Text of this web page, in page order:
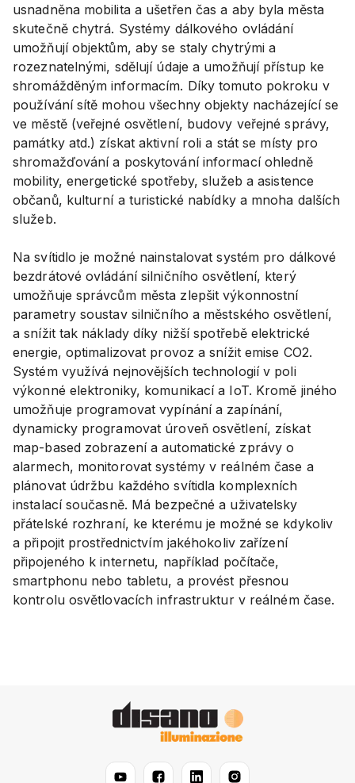
usnadněna mobilita a ušetřen čas a aby byla města
skutečně chytrá. Systémy dálkového ovládání
umožňují objektům, aby se staly chytrými a
rozeznatelnými, sdělují údaje a umožňují přístup ke
shromážděným informacím. Díky tomuto pokroku v
používání sítě mohou všechny objekty nacházející se
ve městě (veřejné osvětlení, budovy veřejné správy,
památky atd.) získat aktivní roli a stát se místy pro
shromažďování a poskytování informací ohledně
mobility, energetické spotřeby, služeb a asistence
občanů, kulturní a turistické nabídky a mnoha dalších
služeb.
Na svítidlo je možné nainstalovat systém pro dálkové
bezdrátové ovládání silničního osvětlení, který
umožňuje správcům města zlepšit výkonnostní
parametry soustav silničního a městského osvětlení,
a snížit tak náklady díky nižší spotřebě elektrické
energie, optimalizovat provoz a snížit emise CO2.
Systém využívá nejnovějších technologií v poli
výkonné elektroniky, komunikací a IoT. Kromě jiného
umožňuje programovat vypínání a zapínání,
dynamicky programovat úroveň osvětlení, získat
map-based zobrazení a automatické zprávy o
alarmech, monitorovat systémy v reálném čase a
plánovat údržbu každého svítidla komplexních
instalací současně. Má bezpečné a uživatelsky
přátelské rozhraní, ke kterému je možné se kdykoliv
a připojit prostřednictvím jakéhokoliv zařízení
připojeného k internetu, například počítače,
smartphonu nebo tabletu, a provést přesnou
kontrolu osvětlovacích infrastruktur v reálném čase.